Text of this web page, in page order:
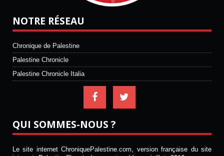
NOTRE RÉSEAU
Chronique de Palestine
Palestine Chronicle
Palestine Chronicle Italia
QUI SOMMES-NOUS ?
Le site internet ChroniquePalestine.com, version française du site